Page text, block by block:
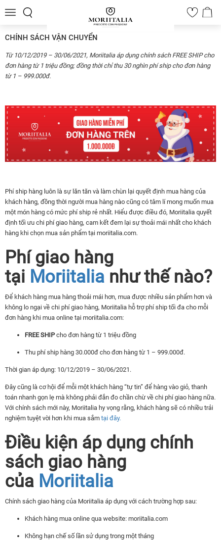
Toggle
0
CHÍNH SÁCH VẬN CHUYỂN
Từ 10/12/2019 – 30/06/2021, Moriitalia áp dụng chính sách FREE SHIP cho
đơn hàng từ 1 triệu đồng; đồng thời chỉ thu 30 nghìn phí ship cho đơn hàng
từ 1 – 999.000đ.
Phí ship hàng luôn là sự lăn tăn và làm chùn lại quyết định mua hàng của
khách hàng, đồng thời người mua hàng nào cũng có tâm lí mong muốn mua
một món hàng có mức phí ship rẻ nhất. Hiểu được điều đó, Moriitalia quyết
định tối ưu chi phí giao hàng, cam kết đem lại sự thoải mái nhất cho khách
hàng khi chọn mua sản phẩm tại moriitalia.com.
Phí giao hàng
tại Moriitalia như thế nào?
Để khách hàng mua hàng thoải mái hơn, mua được nhiều sản phẩm hơn và
không lo ngại về chi phí giao hàng, Moriitalia hỗ trợ phí ship tối đa cho mỗi
đơn hàng khi mua online tại moriitalia.com:
FREE SHIPcho đơn hàng từ 1 triệu đồng
Thu phí ship hàng 30.000đ cho đơn hàng từ 1 – 999.000đ.
Thời gian áp dụng: 10/12/2019 – 30/06/2021.
Đây cũng là cơ hội để mỗi một khách hàng “tự tin” để hàng vào giỏ, thanh
toán nhanh gọn lẹ mà không phải đắn đo chần chừ về chi phí giao hàng nữa.
Với chính sách mới này, Moriitalia hy vọng rằng, khách hàng sẽ có nhiều trải
nghiệm tuyệt vời hơn khi mua sắm tại đây.
Điều kiện áp dụng chính
sách giao hàng
của Moriitalia
Chính sách giao hàng của Moriitalia áp dụng với cách trường hợp sau:
Khách hàng mua online qua website: moriitalia.com
Không hạn chế số lần sử dụng trong một tháng